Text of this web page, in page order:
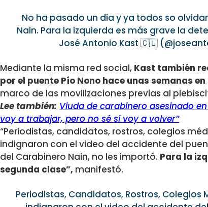
No ha pasado un dia y ya todos so
Nain. Para la izquierda es más grave la
José Antonio Kast 🇨🇱
Mediante la misma red social, Kast también
por el puente Pío Nono hace unas semanas
marco de las movilizaciones previas al
Lee también: Viuda de carabinero asesinado
voy a trabajar, pero no sé si voy a volver”
“Periodistas, candidatos, rostros, colegios
indignaron con el video del accidente del
del Carabinero Nain, no les importó. Para la
segunda clase”, manifestó.
Periodistas, Candidatos, Rostros, Colegios